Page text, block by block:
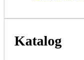
Katalog